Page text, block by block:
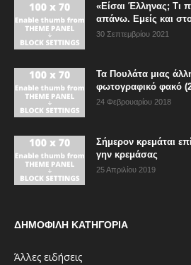
«Είσαι Έλληνας; Τι
απάνω. Εμείς και
30 Σεπτεμβρίου 2021
Τα Πουλάτα μιας
φωτογραφικό φακό
24 Φεβρουαρίου 2018
Σήμερον κρεμάται
γην κρεμάσας
25 Απριλίου 2019
ΔΗΜΟΦΙΛΗ ΚΑΤΗΓΟΡΙΑ
Άλλες ειδήσεις